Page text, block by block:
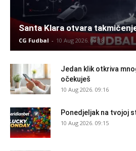
Santa Klara otvara
CG Fudbal - 10 Aug 2026. 09:18
Jedan klik otkriva
očekuješ
10 Aug 2026. 09:16
Ponedjeljak na tvojoj
10 Aug 2026. 09:15